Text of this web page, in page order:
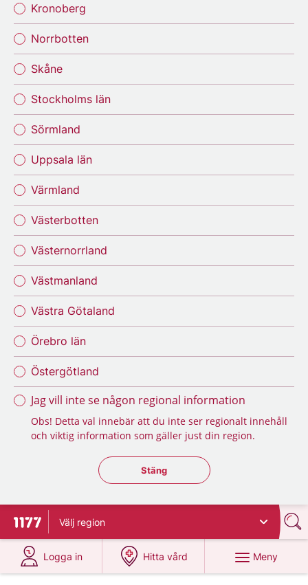
Kronoberg
Norrbotten
Skåne
Stockholms län
Sörmland
Uppsala län
Värmland
Västerbotten
Västernorrland
Västmanland
Västra Götaland
Örebro län
Östergötland
Jag vill inte se någon regional information
Obs! Detta val innebär att du inte ser regionalt innehåll
och viktig information som gäller just din region.
Stäng regionsväljaren
Stäng
Till startsidan för 1177
Välj region
Logga in
på 1177.se
Hitta vård
på 1177.se
Meny